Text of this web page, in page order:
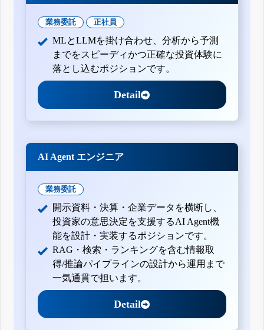
業務委託 正社員
MLとLLMを掛け合わせ、分析から予測
までをスピーディかつ正確な投資体験に
落とし込むポジションです。
Detail
AI Agent エンジニア
業務委託
開示資料・決算・企業データを横断し、
投資家の意思決定を支援するAI Agent機
能を設計・実装するポジションです。
RAG・検索・ランキングを含む情報取
得/推論パイプラインの設計から運用まで
一気通貫で担います。
Detail